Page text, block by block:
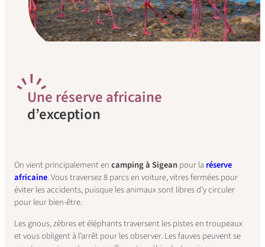
Une réserve africaine
d’exception
On vient principalement encamping à Sigeanpour la réserve
africaine. Vous traversez 8 parcs en voiture, vitres fermées pour
éviter les accidents, puisque les animaux sont libres d’y circuler
pour leur bien-être.
Les gnous, zèbres et éléphants traversent les pistes en troupeaux
et vous obligent à l’arrêt pour les observer. Les fauves peuvent se